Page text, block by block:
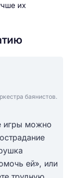
их
баянистов.
игры можно
ей», или